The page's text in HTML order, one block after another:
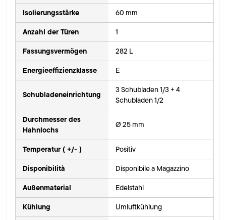
Isolierungsstärke 60 mm
Anzahl der Türen 1
Fassungsvermögen 282 L
Energieeffizienzklasse E
Schubladeneinrichtung
3 Schubladen 1/3 + 4
Schubladen 1/2
Durchmesser des
Hahnlochs
Ø 25 mm
Temperatur ( +/- ) Positiv
Disponibilità Disponibile a Magazzino
Außenmaterial Edelstahl
Kühlung Umluftkühlung